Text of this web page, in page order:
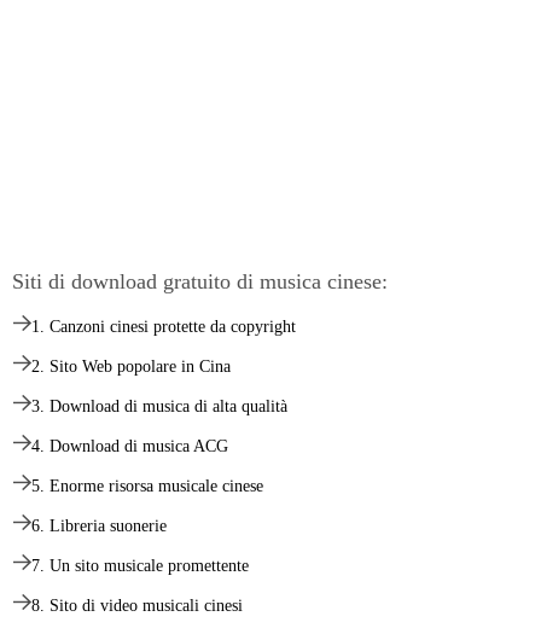
Siti di download gratuito di musica cinese:
1. Canzoni cinesi protette da copyright
2. Sito Web popolare in Cina
3. Download di musica di alta qualità
4. Download di musica ACG
5. Enorme risorsa musicale cinese
6. Libreria suonerie
7. Un sito musicale promettente
8. Sito di video musicali cinesi